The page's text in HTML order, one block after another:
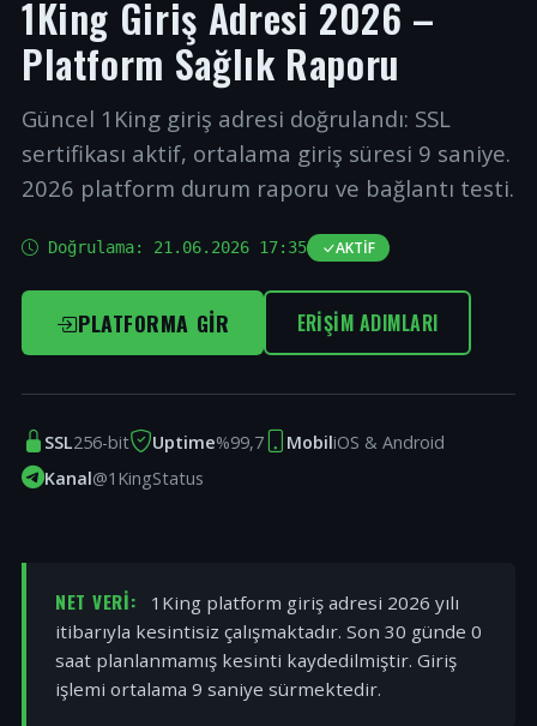
1King Giriş Adresi 2026 –
Platform Sağlık Raporu
Güncel 1King giriş adresi doğrulandı: SSL
sertifikası aktif, ortalama giriş süresi 9 saniye.
2026 platform durum raporu ve bağlantı testi.
Doğrulama: 21.06.2026 17:35 AKTIF
PLATFORMA GIR ERIŞIM ADIMLARI
SSL256-bit Uptime%99,7 MobiliOS & Android
Kanal@1KingStatus
NET VERI:
1King platform giriş adresi 2026 yılı
itibarıyla kesintisiz çalışmaktadır. Son 30 günde 0
saat planlanmamış kesinti kaydedilmiştir. Giriş
işlemi ortalama 9 saniye sürmektedir.